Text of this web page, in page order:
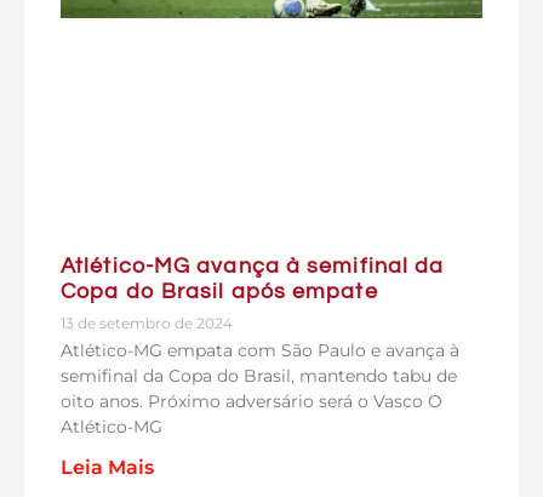
Atlético-MG avança à semifinal da
Copa do Brasil após empate
13 de setembro de 2024
Atlético-MG empata com São Paulo e avança à
semifinal da Copa do Brasil, mantendo tabu de
oito anos. Próximo adversário será o Vasco O
Atlético-MG
Leia Mais